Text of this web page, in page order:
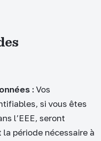
:Vos
si vous êtes
l’EEE, seront
période nécessaire à